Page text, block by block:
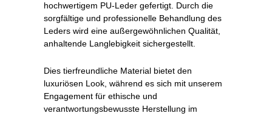
hochwertigem PU-Leder gefertigt. Durch die
sorgfältige und professionelle Behandlung des
Leders wird eine außergewöhnlichen Qualität,
anhaltende Langlebigkeit sichergestellt.
Dies tierfreundliche Material bietet den
luxuriösen Look, während es sich mit unserem
Engagement für ethische und
verantwortungsbewusste Herstellung im